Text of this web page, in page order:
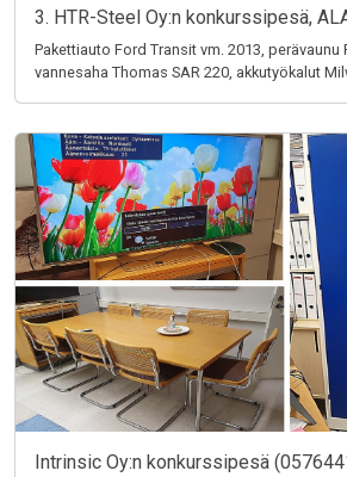
3. HTR-Steel Oy:n konkurssipesä,
Pakettiauto Ford Transit vm. 2013, perävaunu
vannesaha Thomas SAR 220, akkutyökalut
Intrinsic Oy:n konkurssipesä